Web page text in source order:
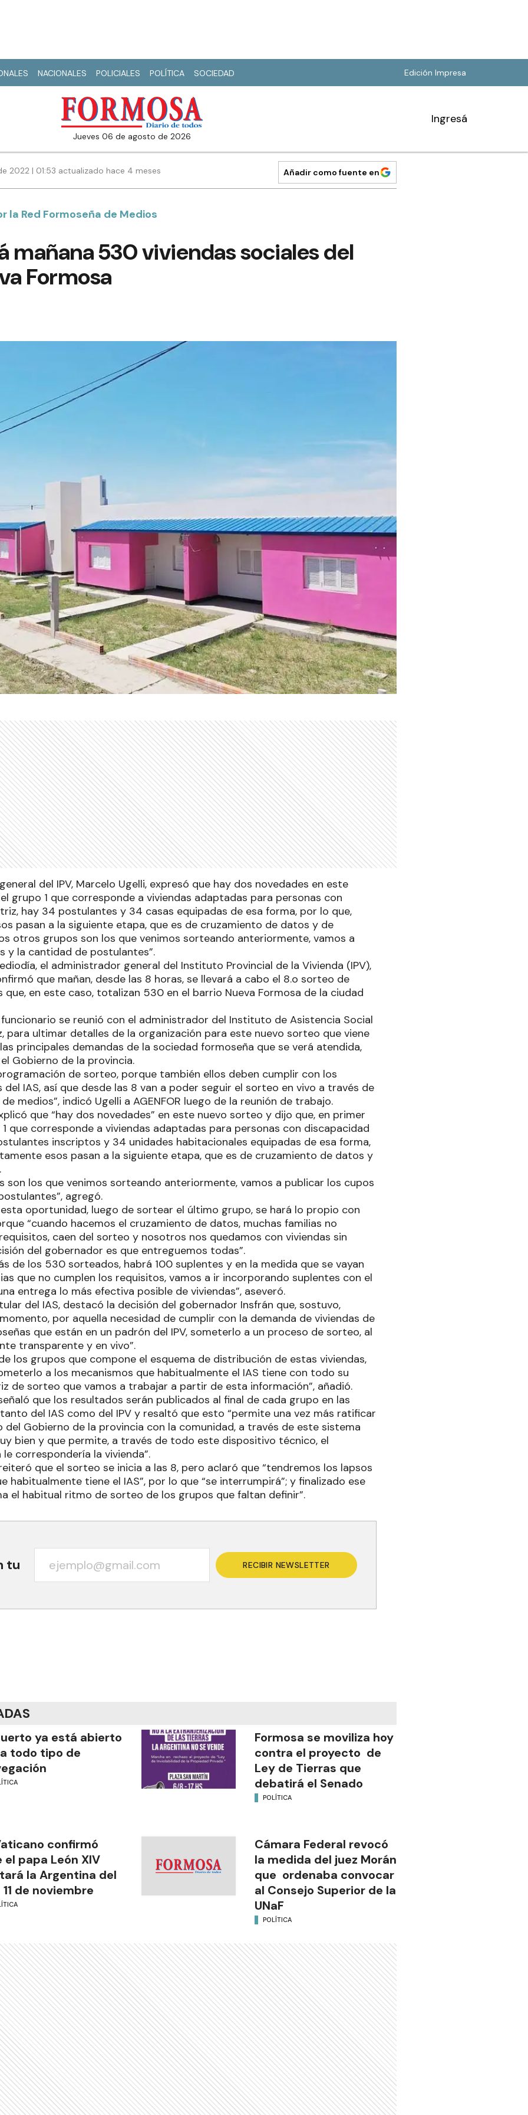
NACIONALES POLICIALES POLÍTICA SOCIEDAD Edición Impresa
jueves 06 de agosto de 2026
Ingresá
2022 | 01:53 actualizado hace 4 meses Añadir como fuente en
la Red Formoseña de Medios
mañana 530 viviendas sociales del
Formosa
del IPV, Marcelo Ugelli, expresó que hay dos novedades en este
grupo 1 que corresponde a viviendas adaptadas para personas con
hay 34 postulantes y 34 casas equipadas de esa forma, por lo que,
pasan a la siguiente etapa, que es de cruzamiento de datos y de
otros grupos son los que venimos sorteando anteriormente, vamos a
y la cantidad de postulantes”.
el administrador general del Instituto Provincial de la Vivienda (IPV),
que mañan, desde las 8 horas, se llevará a cabo el 8.o sorteo de
que, en este caso, totalizan 530 en el barrio Nueva Formosa de la ciudad
se reunió con el administrador del Instituto de Asistencia Social
para ultimar detalles de la organización para este nuevo sorteo que viene
principales demandas de la sociedad formoseña que se verá atendida,
Gobierno de la provincia.
de sorteo, porque también ellos deben cumplir con los
IAS, así que desde las 8 van a poder seguir el sorteo en vivo a través de
medios”, indicó Ugelli a AGENFOR luego de la reunión de trabajo.
que “hay dos novedades” en este nuevo sorteo y dijo que, en primer
que corresponde a viviendas adaptadas para personas con discapacidad
inscriptos y 34 unidades habitacionales equipadas de esa forma,
esos pasan a la siguiente etapa, que es de cruzamiento de datos y
son los que venimos sorteando anteriormente, vamos a publicar los cupos
agregó.
esta oportunidad, luego de sortear el último grupo, se hará lo propio con
“cuando hacemos el cruzamiento de datos, muchas familias no
caen del sorteo y nosotros nos quedamos con viviendas sin
del gobernador es que entreguemos todas”.
de los 530 sorteados, habrá 100 suplentes y en la medida que se vayan
que no cumplen los requisitos, vamos a ir incorporando suplentes con el
entrega lo más efectiva posible de viviendas”, aseveró.
del IAS, destacó la decisión del gobernador Insfrán que, sostuvo,
por aquella necesidad de cumplir con la demanda de viviendas de
que están en un padrón del IPV, someterlo a un proceso de sorteo, al
transparente y en vivo”.
los grupos que compone el esquema de distribución de estas viviendas,
a los mecanismos que habitualmente el IAS tiene con todo su
de sorteo que vamos a trabajar a partir de esta información”, añadió.
que los resultados serán publicados al final de cada grupo en las
del IAS como del IPV y resaltó que esto “permite una vez más ratificar
Gobierno de la provincia con la comunidad, a través de este sistema
bien y que permite, a través de todo este dispositivo técnico, el
correspondería la vivienda”.
que el sorteo se inicia a las 8, pero aclaró que “tendremos los lapsos
habitualmente tiene el IAS”, por lo que “se interrumpirá”; y finalizado ese
el habitual ritmo de sorteo de los grupos que faltan definir”.
tu RECIBIR NEWSLETTER
ya está abierto
todo tipo de
Formosa se moviliza hoy
contra el proyecto de
Ley de Tierras que
debatirá el Senado
POLÍTICA
confirmó
el papa León XIV
la Argentina del
11 de noviembre
Cámara Federal revocó
la medida del juez Morán
que ordenaba convocar
al Consejo Superior de la
UNaF
POLÍTICA